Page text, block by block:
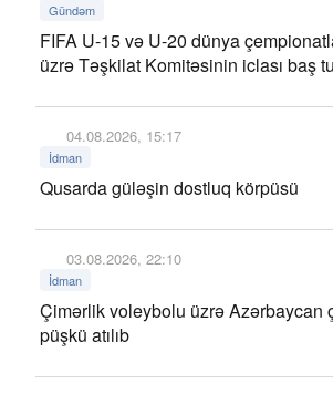
Gündəm
FIFA U-15 və U-20 dünya
üzrə Təşkilat Komitəsinin iclası baş
04.08.2026, 15:17
İdman
Qusarda güləşin dostluq körpüsü
03.08.2026, 22:10
İdman
Çimərlik voleybolu üzrə Azərbaycan
püşkü atılıb